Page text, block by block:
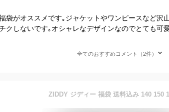
袋がオススメです｡ジャケットやワンピースなど沢
クしないです｡オシャレなデザインなのでとても可
全てのおすすめコメント（2件）
ZIDDY ジディー 福袋 送料込み 140 150